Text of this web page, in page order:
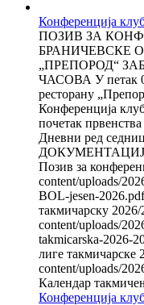
Конференција
ПОЗИВ ЗА
БРАНИЧЕВСКЕ
„ПРЕПОРОД“
ЧАСОВА У петак
ресторану
Конференција
почетак
Дневни ред
Позив за
content/uploads/
BOL-jesen-
такмичарску
content/uploads/
takmicarska-2026-
лиге такмичарске
content/uploads/
Календар
Конференција